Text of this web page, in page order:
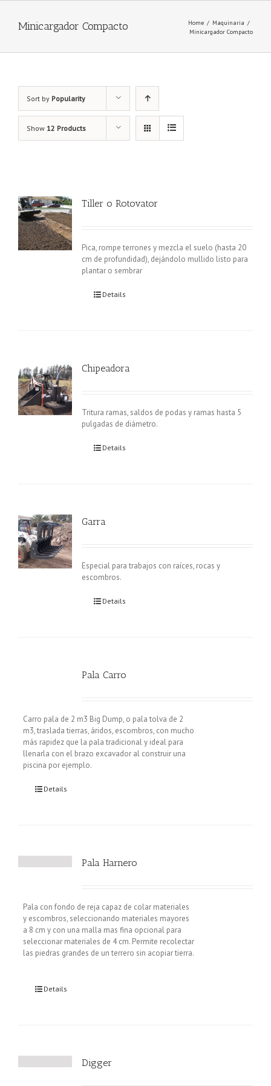
Minicargador Compacto Home / Maquinaria /
Minicargador Compacto
Sort by Popularity
Show 12 Products
Tiller o Rotovator
Pica, rompe terrones y mezcla el suelo (hasta 20
cm de profundidad), dejándolo mullido listo para
plantar o sembrar
Details
Chipeadora
Tritura ramas, saldos de podas y ramas hasta 5
pulgadas de diámetro.
Details
Garra
Especial para trabajos con raíces, rocas y
escombros.
Details
Pala Carro
Carro pala de 2 m3 Big Dump, o pala tolva de 2
m3, traslada tierras, áridos, escombros, con mucho
más rapidez que la pala tradicional y ideal para
llenarla con el brazo excavador al construir una
piscina por ejemplo.
Details
Pala Harnero
Pala con fondo de reja capaz de colar materiales
y escombros, seleccionando materiales mayores
a 8 cm y con una malla mas fina opcional para
seleccionar materiales de 4 cm. Permite recolectar
las piedras grandes de un terrero sin acopiar tierra.
Details
Digger